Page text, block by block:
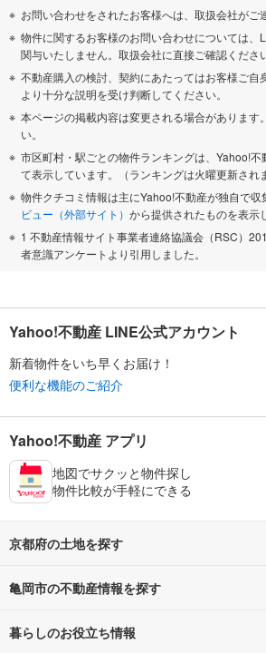
お問い合わせをされたお客様へは、取扱会社がご
物件に関するお客様のお問い合わせについては、
関与いたしません。取扱会社に直接ご確認ください
不動産購入の検討、契約にあたってはお客様ご自
より十分な説明を受け判断してください。
本ページの掲載内容は変更される場合があります
い。
市区町村・駅ごとの物件ランキングは、Yahoo!
て表示しています。（ランキングは火曜更新され
物件クチコミ情報は主にYahoo!不動産が独自で収
ビュー（外部サイト） から提供されたものを表示
1 不動産情報サイト事業者連絡協議会（RSC）
者意識アンケートより引用しました。
Yahoo!不動産 LINE公式アカウント
新着物件をいち早くお届け！
便利な機能のご紹介
Yahoo!不動産 アプリ
地図でサクッと物件探し
物件比較が手軽にできる
京都府の土地を探す
路線・駅から探す
通勤・通学時間から探す
亀岡市の不動産情報を探す
不動産・住宅
暮らしのお役立ち情報